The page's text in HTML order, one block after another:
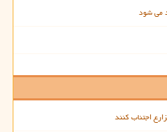
می شود
اجتناب کنند